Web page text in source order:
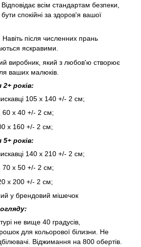
Відповідає всім стандартам безпеки,
спокійні за здоров'я вашої
Навіть після численних прань
яскравими.
виробник, який з любов'ю створює
ваших малюків.
років:
105 х 140 +/- 2 см;
60 х 40 +/- 2 см;
х 160 +/- 2 см;
років:
140 х 210 +/- 2 см;
70 х 50 +/- 2 см;
х 200 +/- 2 см;
у брендовий мішечок
не вище 40 градусів,
для кольорової білизни. Не
Віджимання на 800 обертів.